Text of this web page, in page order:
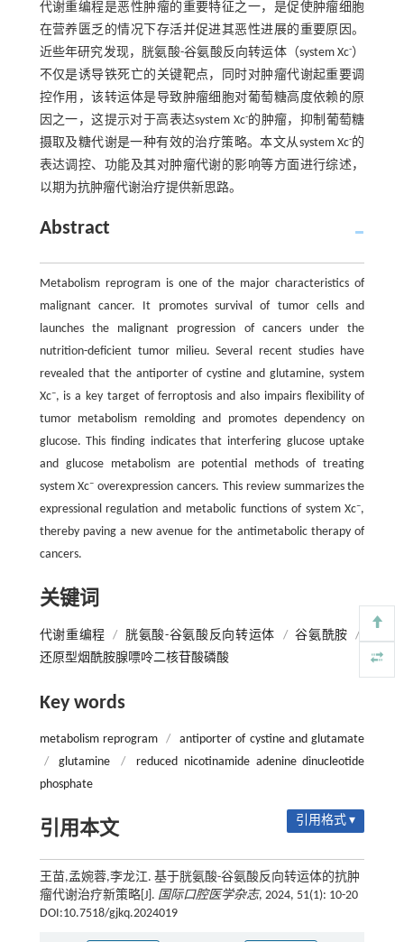
代谢重编程是恶性肿瘤的重要特征之一，是促使肿瘤细胞
在营养匮乏的情况下存活并促进其恶性进展的重要原因。
近些年研究发现，胱氨酸-谷氨酸反向转运体（system Xc-）
不仅是诱导铁死亡的关键靶点，同时对肿瘤代谢起重要调
控作用，该转运体是导致肿瘤细胞对葡萄糖高度依赖的原
因之一，这提示对于高表达system Xc-的肿瘤，抑制葡萄糖
摄取及糖代谢是一种有效的治疗策略。本文从system Xc-的
表达调控、功能及其对肿瘤代谢的影响等方面进行综述，
以期为抗肿瘤代谢治疗提供新思路。
Abstract
Metabolism reprogram is one of the major characteristics of
malignant cancer. It promotes survival of tumor cells and
launches the malignant progression of cancers under the
nutrition-deficient tumor milieu. Several recent studies have
revealed that the antiporter of cystine and glutamine, system
Xc–, is a key target of ferroptosis and also impairs flexibility of
tumor metabolism remolding and promotes dependency on
glucose. This finding indicates that interfering glucose uptake
and glucose metabolism are potential methods of treating
system Xc– overexpression cancers. This review summarizes the
expressional regulation and metabolic functions of system Xc–,
thereby paving a new avenue for the antimetabolic therapy of
cancers.
关键词
代谢重编程 / 胱氨酸-谷氨酸反向转运体 / 谷氨酰胺
/
还原型烟酰胺腺嘌呤二核苷酸磷酸
Key words
metabolism reprogram /
antiporter of cystine and glutamate
/
glutamine /
reduced nicotinamide adenine dinucleotide
phosphate
引用本文 引用格式 ▾
王苗,孟婉蓉,李龙江. 基于胱氨酸-谷氨酸反向转运体的抗肿
瘤代谢治疗新策略[J]. 国际口腔医学杂志, 2024, 51(1): 10-20
DOI:10.7518/gjkq.2024019